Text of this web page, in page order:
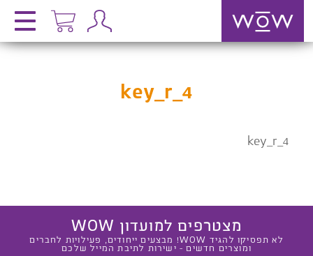
key_r_4
key_r_4
מצטרפים למועדון WOW
לא תפסיקו להגיד WOW! מבצעים ייחודים, פעילויות לחברים
ומוצרים חדשים - ישירות לתיבת המייל שלכם